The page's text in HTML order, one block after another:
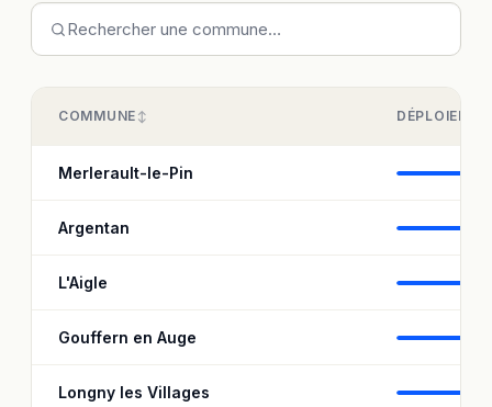
COMMUNE
Merlerault-le-Pin
Argentan
L'Aigle
Gouffern en Auge
Longny les Villages